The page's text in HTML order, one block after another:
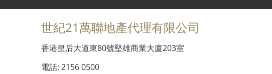
世紀21萬聯地產代理有限公司
香港皇后大道東80號堅雄商業大廈203室
電話: 2156 0500